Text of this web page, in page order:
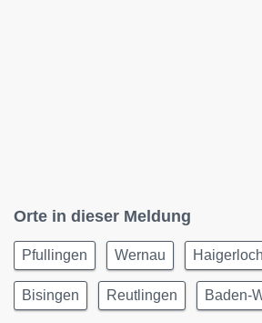
Orte in dieser Meldung
Pfullingen Wernau Haigerloch
Bisingen Reutlingen Baden-